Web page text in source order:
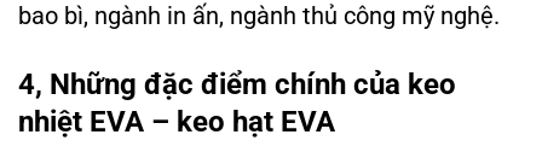
bao bì, ngành in ấn, ngành thủ công mỹ nghệ.
4, Những đặc điểm chính của keo
nhiệt EVA – keo hạt EVA